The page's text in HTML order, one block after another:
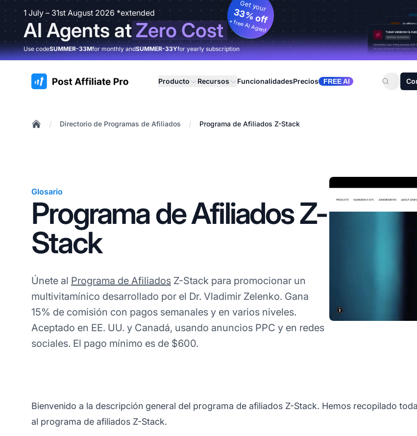
1 July – 31st August 2026 *extended
AI Agents atZero Cost
Get your
33% off
+ free AI Agent
Use codeSUMMER-33Mfor monthly andSUMMER-33Yfor yearly subscription
:site.title Producto Recursos FuncionalidadesPrecios FREE AI
/ Directorio de Programas de Afiliados / Programa de Afiliados Z-Stack
Glosario
Programa de Afiliados Z-
Stack
Únete al Programa de Afiliados Z-Stack para promocionar un
multivitamínico desarrollado por el Dr. Vladimir Zelenko. Gana
15% de comisión con pagos semanales y en varios niveles.
Aceptado en EE. UU. y Canadá, usando anuncios PPC y en redes
sociales. El pago mínimo es de $600.
Bienvenido a la descripción general del programa de afiliados Z-Stack. Hemos recopilado
al programa de afiliados Z-Stack.